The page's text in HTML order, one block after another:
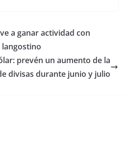
a ganar actividad con
langostino
prevén un aumento de la
divisas durante junio y julio